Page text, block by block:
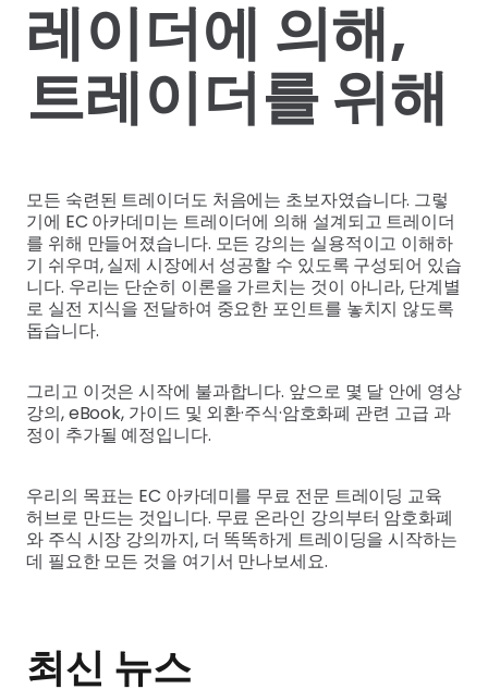
레이더에 의해,
트레이더를 위해
모든 숙련된 트레이더도 처음에는 초보자였습니다. 그렇
기에 EC 아카데미는 트레이더에 의해 설계되고 트레이더
를 위해 만들어졌습니다. 모든 강의는 실용적이고 이해하
기 쉬우며, 실제 시장에서 성공할 수 있도록 구성되어 있습
니다. 우리는 단순히 이론을 가르치는 것이 아니라, 단계별
로 실전 지식을 전달하여 중요한 포인트를 놓치지 않도록
돕습니다.
그리고 이것은 시작에 불과합니다. 앞으로 몇 달 안에 영상
강의, eBook, 가이드 및 외환·주식·암호화폐 관련 고급 과
정이 추가될 예정입니다.
우리의 목표는 EC 아카데미를 무료 전문 트레이딩 교육
허브로 만드는 것입니다. 무료 온라인 강의부터 암호화폐
와 주식 시장 강의까지, 더 똑똑하게 트레이딩을 시작하는
데 필요한 모든 것을 여기서 만나보세요.
최신 뉴스